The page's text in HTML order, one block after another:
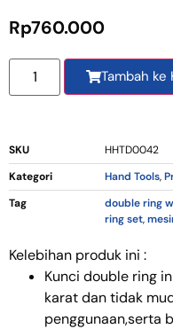
Rp760.000
Tambah ke
SKU
HHTD0042
Kategori
Hand Tools,
Tag
double ring
ring set,
Kelebihan produk ini :
Kunci double ring
karat dan tidak
penggunaan,serta